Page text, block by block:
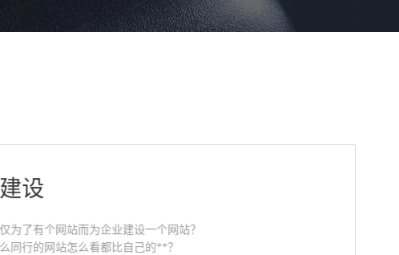
设
为了有个网站而为企业建设一个网站？
同行的网站怎么看都比自己的**？